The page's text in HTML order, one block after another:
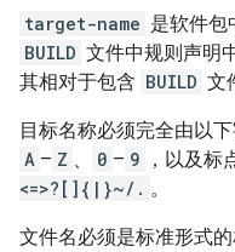
target-name 是软件包
BUILD 文件中规则声明
其相对于包含 BUILD 文
目标名称必须完全由以
A – Z 0 – 9 ，以及标
<=>?[]{|}~/. 。
文件名必须是标准形式